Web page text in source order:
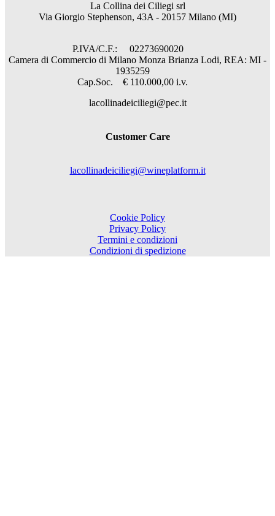
La Collina dei Ciliegi srl
Via Giorgio Stephenson, 43A - 20157 Milano (MI)
P.IVA/C.F.: 02273690020
Camera di Commercio di Milano Monza Brianza Lodi, REA: MI -
1935259
Cap.Soc. € 110.000,00 i.v.
lacollinadeiciliegi@pec.it
Customer Care
lacollinadeiciliegi@wineplatform.it
Cookie Policy
Privacy Policy
Termini e condizioni
Condizioni di spedizione